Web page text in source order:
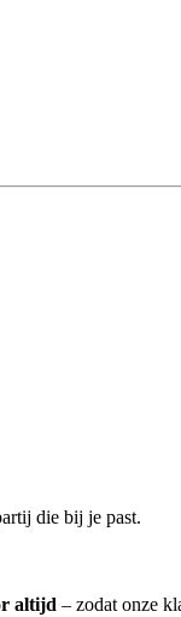
die bij je past.
altijd – zodat onze